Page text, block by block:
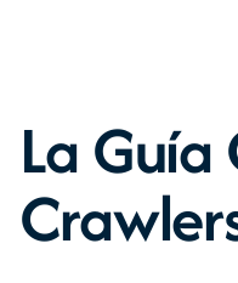
La